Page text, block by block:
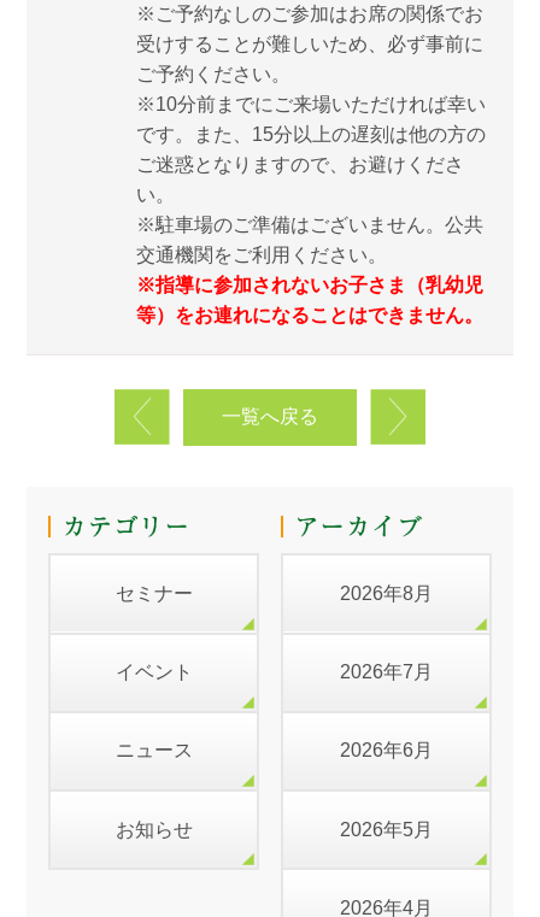
※ご予約なしのご参加はお席の関係でお
受けすることが難しいため、必ず事前に
ご予約ください。
※10分前までにご来場いただければ幸い
です。また、15分以上の遅刻は他の方の
ご迷惑となりますので、お避けくださ
い。
※駐車場のご準備はございません。公共
交通機関をご利用ください。
※指導に参加されないお子さま（乳幼児
等）をお連れになることはできません。
一覧へ戻る
セミナー
イベント
ニュース
お知らせ
2026年8月
2026年7月
2026年6月
2026年5月
2026年4月